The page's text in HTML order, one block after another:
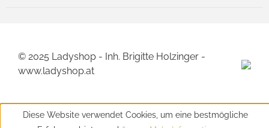
© 2025 Ladyshop - Inh. Brigitte Holzinger -
www.ladyshop.at
Diese Website verwendet Cookies, um eine bestmögliche